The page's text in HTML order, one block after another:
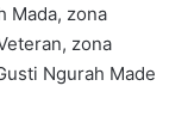
Mada, zona
zona
Ngurah Made